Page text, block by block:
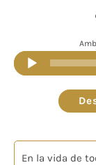
En la vida de